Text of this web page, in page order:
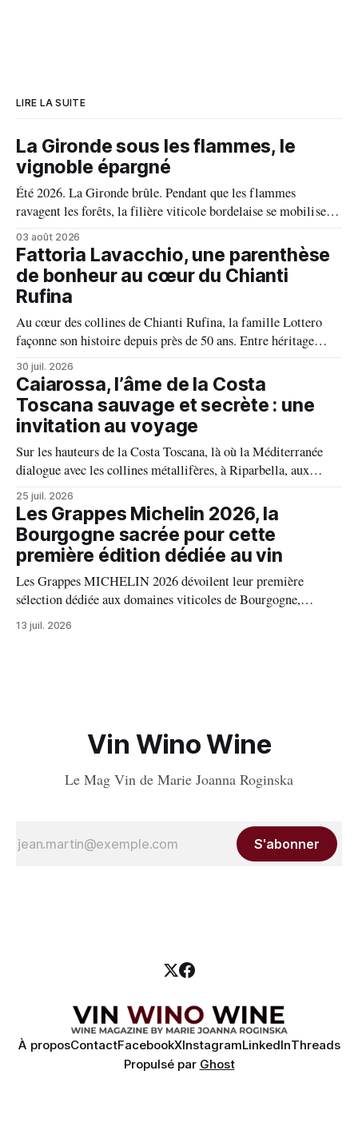
LIRE LA SUITE
La Gironde sous les flammes, le
vignoble épargné
Été 2026. La Gironde brûle. Pendant que les flammes
ravagent les forêts, la filière viticole bordelaise se mobilise,
fait front commun et fait preuve d'une solidarité exemplaire
face aux incendies. Les vignes, sont épargnées et le millésime
s'annonce prometteur. Le feu n'aura pas eu le dernier mot.
03 août 2026
Fattoria Lavacchio, une parenthèse
de bonheur au cœur du Chianti
Rufina
Au cœur des collines de Chianti Rufina, la famille Lottero
façonne son histoire depuis près de 50 ans. Entre héritage
familial, exigence viticole et profond respect du terroir, le
domaine incarne une vision authentique du vin, où chaque
millésime raconte une terre, une passion et un art de vivre.
30 juil. 2026
Caiarossa, l’âme de la Costa
Toscana sauvage et secrète : une
invitation au voyage
Sur les hauteurs de la Costa Toscana, là où la Méditerranée
dialogue avec les collines métallifères, à Riparbella, aux
portes de Bolgheri, Caiarossa cultive une autre idée du grand
vin, celle d'un équilibre vivant entre la terre, les cépages et le
temps.
25 juil. 2026
Les Grappes Michelin 2026, la
Bourgogne sacrée pour cette
première édition dédiée au vin
Les Grappes MICHELIN 2026 dévoilent leur première
sélection dédiée aux domaines viticoles de Bourgogne,
distinguant 94 propriétés pour l’excellence de leurs vins. Au
palmarès : 9 domaines reçoivent trois grappes, 20 deux
13 juil. 2026
Vin Wino Wine
Le Mag Vin de Marie Joanna Roginska
S'abonner
À proposContactFacebookXInstagramLinkedInThreads
Propulsé par Ghost